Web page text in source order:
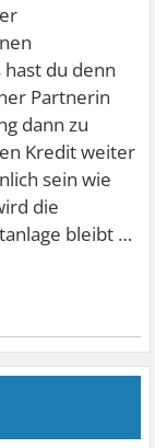
du denn
Partnerin
dann zu
Kredit weiter
sein wie
die
bleibt …